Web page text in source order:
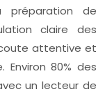
préparation de
claire des
attentive et
80% des
un lecteur de